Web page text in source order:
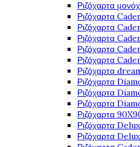
Ριζόχαρτα
Ριζόχαρτα
Ριζόχαρτα
Ριζόχαρτα
Ριζόχαρτα
Ριζόχαρτα
Ριζόχαρτα
Ριζόχαρτα
Ριζόχαρτα
Ριζόχαρτα
Ριζόχαρτα
Ριζόχαρτα
Ριζόχαρτα